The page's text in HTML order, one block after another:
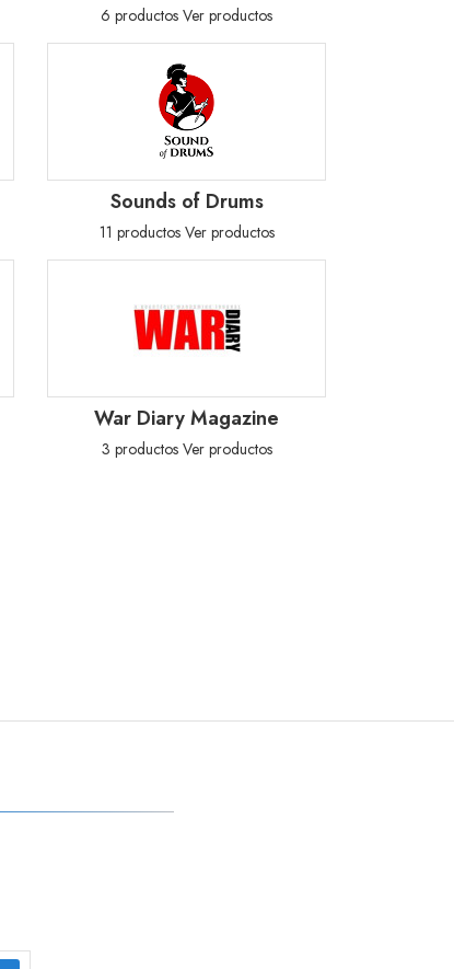
6 productos Ver productos
Sounds of Drums
11 productos Ver productos
War Diary Magazine
3 productos Ver productos